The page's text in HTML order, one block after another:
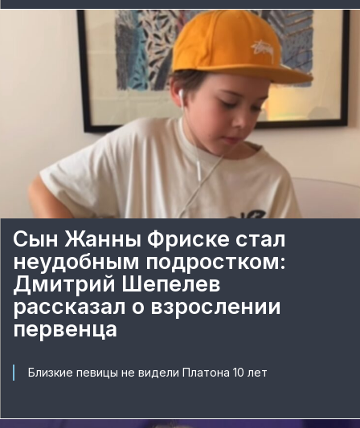
Сын Жанны Фриске стал
неудобным подростком:
Дмитрий Шепелев
рассказал о взрослении
первенца
Близкие певицы не видели Платона 10 лет